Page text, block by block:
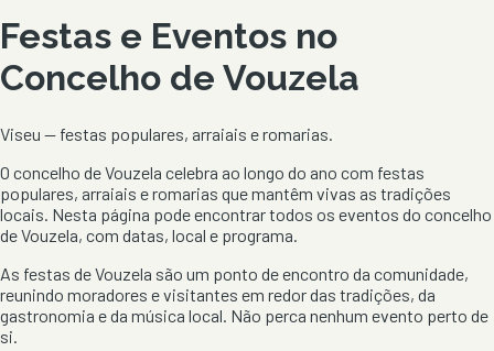
Festas e Eventos no
Concelho de Vouzela
Viseu — festas populares, arraiais e romarias.
O concelho deVouzela celebra ao longo do ano com festas
populares, arraiais e romarias que mantêm vivas as tradições
locais. Nesta página pode encontrar todos os eventos do concelho
deVouzela, com datas, local e programa.
As festas deVouzela são um ponto de encontro da comunidade,
reunindo moradores e visitantes em redor das tradições, da
gastronomia e da música local. Não perca nenhum evento perto de
si.